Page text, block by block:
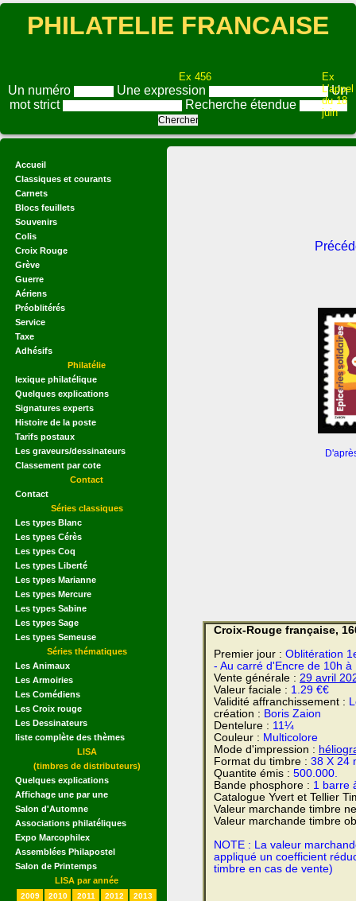
PHILATELIE FRANCAISE
Ex 456
Ex
L'appel
du 18
juin
Un numéro Une expression
Un
mot strict
Recherche étendue
Accueil
Classiques et courants
Carnets
Blocs feuillets
Souvenirs
Colis
Croix Rouge
Grève
Guerre
Aériens
Préoblitérés
Service
Taxe
Adhésifs
Philatélie
lexique philatélique
Quelques explications
Signatures experts
Histoire de la poste
Tarifs postaux
Les graveurs/dessinateurs
Classement par cote
Contact
Contact
Séries classiques
Les types Blanc
Les types Cérès
Les types Coq
Les types Liberté
Les types Marianne
Les types Mercure
Les types Sabine
Les types Sage
Les types Semeuse
Séries thématiques
Les Animaux
Les Armoiries
Les Comédiens
Les Croix rouge
Les Dessinateurs
liste complète des thèmes
LISA
(timbres de distributeurs)
Quelques explications
Affichage une par une
Salon d'Automne
Associations philatéliques
Expo Marcophilex
Assemblées Philapostel
Salon de Printemps
LISA par année
2009 2010 2011 2012
2013
Croix-Rouge française,
Premier jour : Oblitération
- Au carré d'Encre de 10h
Vente générale : 29 avril
Valeur faciale : 1.29 €€
Validité affranchissement :
création : Boris Zaion
Dentelure : 11¼
Couleur : Multicolore
Mode d'impression :
Format du timbre : 38 X 24
Quantite émis : 500.000.
Bande phosphore : 1 barre
Catalogue Yvert et Tellier
Valeur marchande timbre
Valeur marchande timbre
NOTE : La valeur
appliqué un coefficient
timbre en cas de vente)